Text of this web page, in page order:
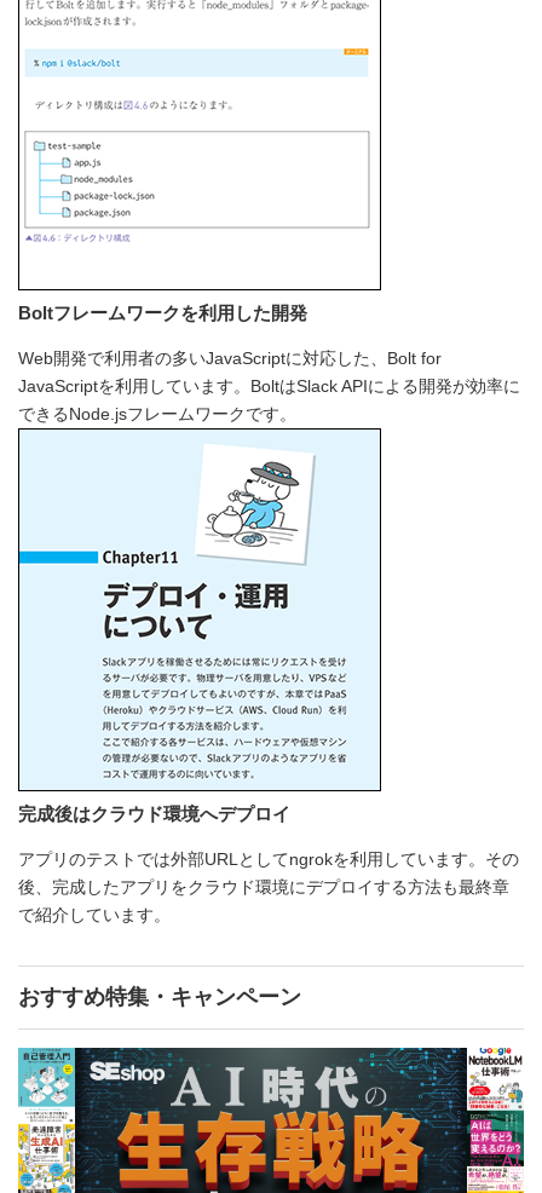
Boltフレームワークを利用した開発
Web開発で利用者の多いJavaScriptに対応した、Bolt for
JavaScriptを利用しています。BoltはSlack APIによる開発が効率に
できるNode.jsフレームワークです。
完成後はクラウド環境へデプロイ
アプリのテストでは外部URLとしてngrokを利用しています。その
後、完成したアプリをクラウド環境にデプロイする方法も最終章
で紹介しています。
おすすめ特集・キャンペーン